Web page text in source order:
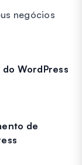
negócios
WordPress
de